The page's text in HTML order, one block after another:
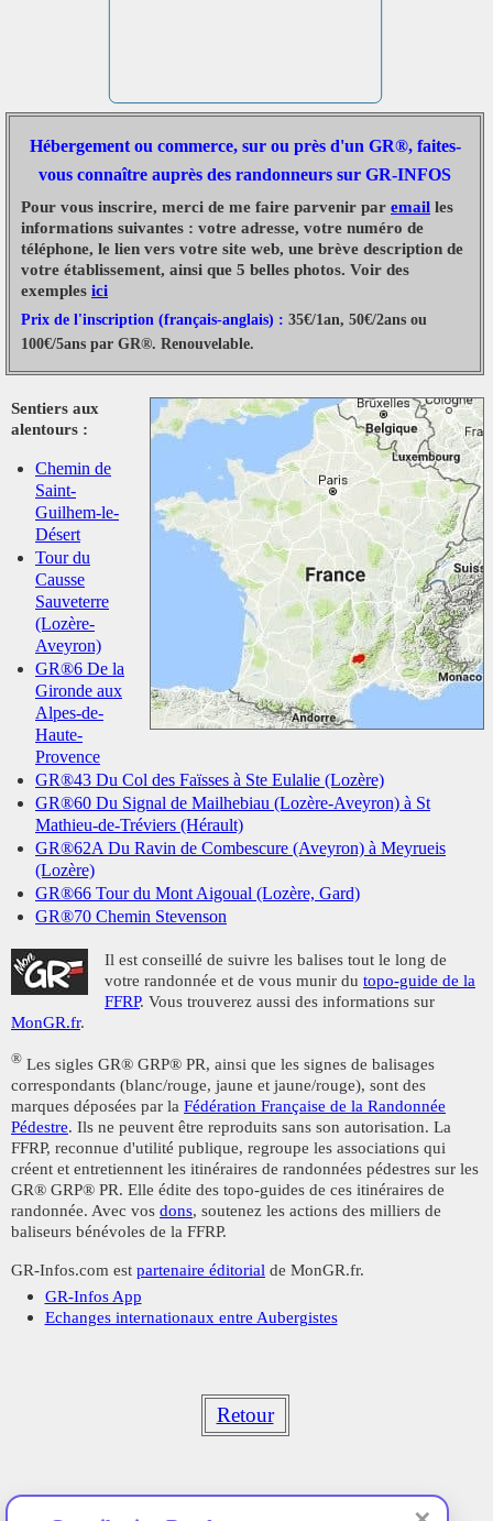
Hébergement ou commerce, sur ou près d'un GR®, faites-
vous connaître auprès des randonneurs sur GR-INFOS
Pour vous inscrire, merci de me faire parvenir par email les
informations suivantes : votre adresse, votre numéro de
téléphone, le lien vers votre site web, une brève description de
votre établissement, ainsi que 5 belles photos. Voir des
exemples ici
Prix de l'inscription (français-anglais) : 35€/1an, 50€/2ans ou
100€/5ans par GR®. Renouvelable.
Sentiers aux
alentours :
Chemin de
Saint-
Guilhem-le-
Désert
Tour du
Causse
Sauveterre
(Lozère-
Aveyron)
GR®6 De la
Gironde aux
Alpes-de-
Haute-
Provence
GR®43 Du Col des Faïsses à Ste Eulalie (Lozère)
GR®60 Du Signal de Mailhebiau (Lozère-Aveyron) à St
Mathieu-de-Tréviers (Hérault)
GR®62A Du Ravin de Combescure (Aveyron) à Meyrueis
(Lozère)
GR®66 Tour du Mont Aigoual (Lozère, Gard)
GR®70 Chemin Stevenson
Il est conseillé de suivre les balises tout le long de
votre randonnée et de vous munir du topo-guide de la
FFRP. Vous trouverez aussi des informations sur
MonGR.fr.
® Les sigles GR® GRP® PR, ainsi que les signes de balisages
correspondants (blanc/rouge, jaune et jaune/rouge), sont des
marques déposées par la Fédération Française de la Randonnée
Pédestre. Ils ne peuvent être reproduits sans son autorisation. La
FFRP, reconnue d'utilité publique, regroupe les associations qui
créent et entretiennent les itinéraires de randonnées pédestres sur les
GR® GRP® PR. Elle édite des topo-guides de ces itinéraires de
randonnée. Avec vos dons, soutenez les actions des milliers de
baliseurs bénévoles de la FFRP.
GR-Infos.com est partenaire éditorial de MonGR.fr.
GR-Infos App
Echanges internationaux entre Aubergistes
Retour